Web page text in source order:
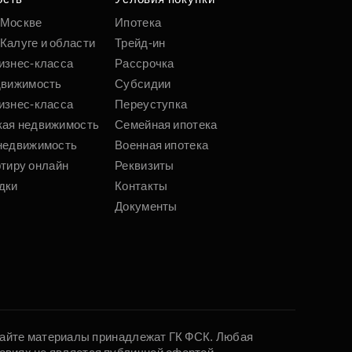
и области
класса
класса
недвижимость
онлайн
Ипотека
Трейд-ин
Рассрочка
Субсидии
Переуступка
Семейная ипотека
Военная ипотека
Реквизиты
Контакты
Документы
материалы принадлежат ГК ФСК. Любая